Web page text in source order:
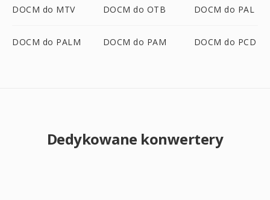
DOCM do MTV DOCM do OTB DOCM do PAL
DOCM do PALM DOCM do PAM DOCM do PCD
Dedykowane konwertery